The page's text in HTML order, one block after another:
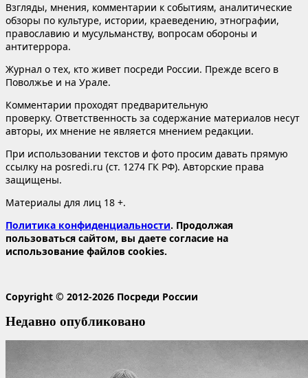
Взгляды, мнения, комментарии к событиям, аналитические
обзоры по культуре, истории, краеведению, этнографии,
православию и мусульманству, вопросам обороны и
антитеррора.
Журнал о тех, кто живет посреди России. Прежде всего в
Поволжье и на Урале.
Комментарии проходят предварительную
проверку. Ответственность за содержание материалов несут
авторы, их мнение не является мнением редакции.
При использовании текстов и фото просим давать прямую
ссылку на posredi.ru (ст. 1274 ГК РФ). Авторские права
защищены.
Материалы для лиц 18 +.
Политика конфиденциальности. Продолжая
пользоваться сайтом, вы даете согласие на
использование файлов cookies.
Copyright © 2012-2026 Посреди России
Недавно опубликовано